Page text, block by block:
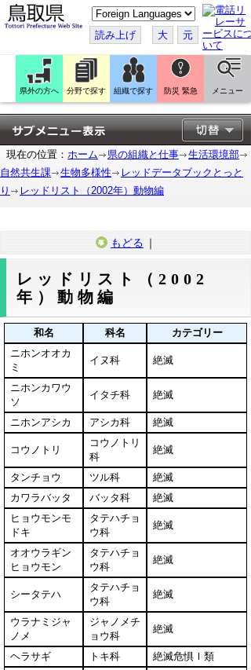
こ
の
ペ
ー
ジ
翻
訳
す
る
読み上げ 大 元
県外の方へ 分野で探す 組織で探す 防災 緊急 メニュー
現在の位置： ホーム 県の組織と仕事
生活環境部
自然共生課
生物多様性
レッドデータブックとっと
り
レッドリスト（2002年）動物編
もどる ｜
レッドリスト（2002
年）動物編
和名 科名
カテゴリー
ニホンオオカ
ミ
イヌ科 絶滅
ニホンカワウ
ソ
イタチ科 絶滅
ニホンアシカ アシカ科 絶滅
コウノトリ
コウノトリ
科
絶滅
タンチョウ ツル科
絶滅
カワラバッタ
バッタ科
絶滅
ヒョウモンモ
ドキ
タテハチョ
ウ科
絶滅
オオウラギン
ヒョウモン
タテハチョ
ウ科
絶滅
シータテハ
タテハチョ
ウ科
絶滅
ウラナミジャ
ノメ
ジャノメチ
ョウ科
絶滅
ヘラサギ トキ科
絶滅危惧Ｉ類